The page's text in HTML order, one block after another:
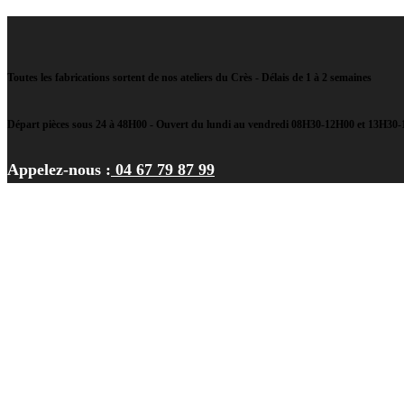
Toutes les fabrications sortent de nos ateliers du Crès - Délais de 1 à 2 semaines
Départ pièces sous 24 à 48H00 - Ouvert du lundi au vendredi 08H30-12H00 et 13H30-
Appelez-nous : 04 67 79 87 99